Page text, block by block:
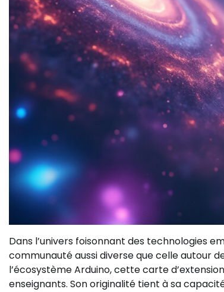
Dans l’univers foisonnant des technologies
communauté aussi diverse que celle autour
l’écosystème Arduino, cette carte
enseignants. Son originalité tient à sa